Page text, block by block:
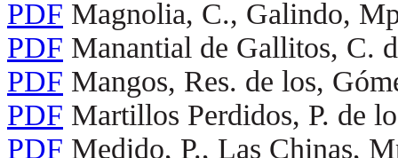
PDF Magnolia, C., Galindo,
PDF Manantial de Gallitos, C.
PDF Mangos, Res. de los,
PDF Martillos Perdidos, P. de
PDF Medido, P., Las Chinas,